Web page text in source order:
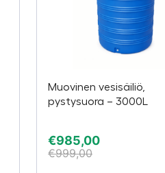
Muovinen vesisäiliö,
pystysuora – 3000L
€985,00
€999,00